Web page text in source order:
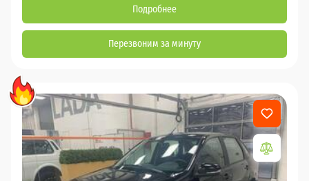
Подробнее
Перезвоним за минуту